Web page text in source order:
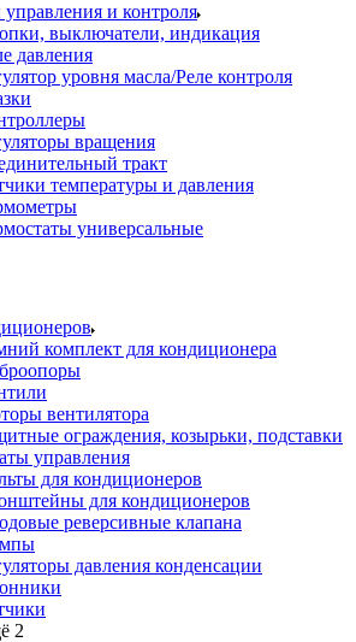
и контроля
выключатели, индикация
давления
уровня масла/Реле контроля
вращения
тракт
температуры и давления
универсальные
комплект для кондиционера
вентилятора
ограждения, козырьки, подставки
управления
для кондиционеров
для кондиционеров
реверсивные клапана
давления конденсации
2